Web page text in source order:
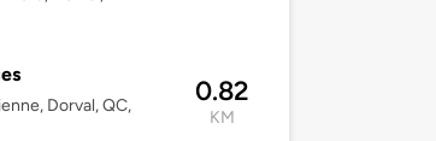
Dorval, QC,
0.82
KM